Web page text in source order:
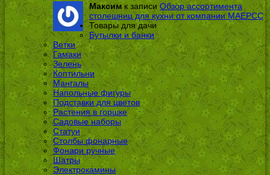
Максимк записиОбзор ассортимента
столешниц для кухни от компании МАЕРСС
Товары для дачи
Бутылки и банки
Ветки
Гамаки
Зелень
Коптильни
Мангалы
Напольные фигуры
Подставки для цветов
Растения в горшке
Садовые наборы
Статуи
Столбы фонарные
Фонари ручные
Шатры
Электрокамины